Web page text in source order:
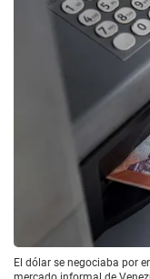
El dólar se negociaba por